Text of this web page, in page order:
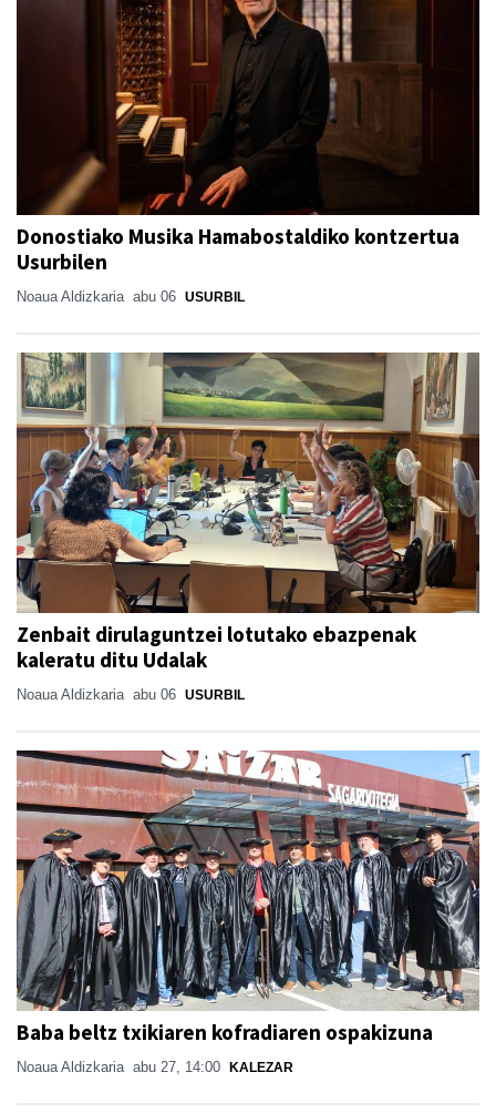
Donostiako Musika Hamabostaldiko kontzertua
Usurbilen
Noaua Aldizkaria abu 06 USURBIL
Zenbait dirulaguntzei lotutako ebazpenak
kaleratu ditu Udalak
Noaua Aldizkaria abu 06 USURBIL
Baba beltz txikiaren kofradiaren ospakizuna
Noaua Aldizkaria abu 27, 14:00 KALEZAR